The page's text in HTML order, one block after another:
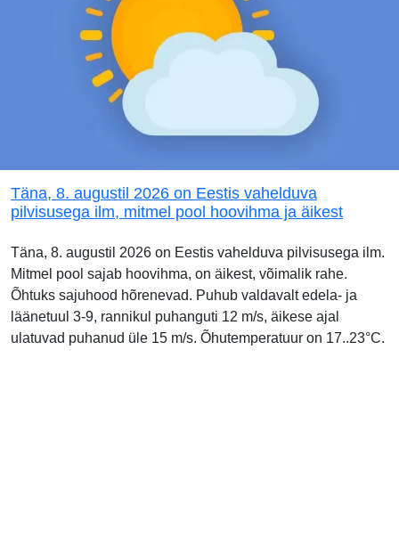
Täna, 8. augustil 2026 on Eestis vahelduva
pilvisusega ilm, mitmel pool hoovihma ja äikest
Täna, 8. augustil 2026 on Eestis vahelduva pilvisusega ilm.
Mitmel pool sajab hoovihma, on äikest, võimalik rahe.
Õhtuks sajuhood hõrenevad. Puhub valdavalt edela- ja
läänetuul 3-9, rannikul puhanguti 12 m/s, äikese ajal
ulatuvad puhanud üle 15 m/s. Õhutemperatuur on 17..23°C.